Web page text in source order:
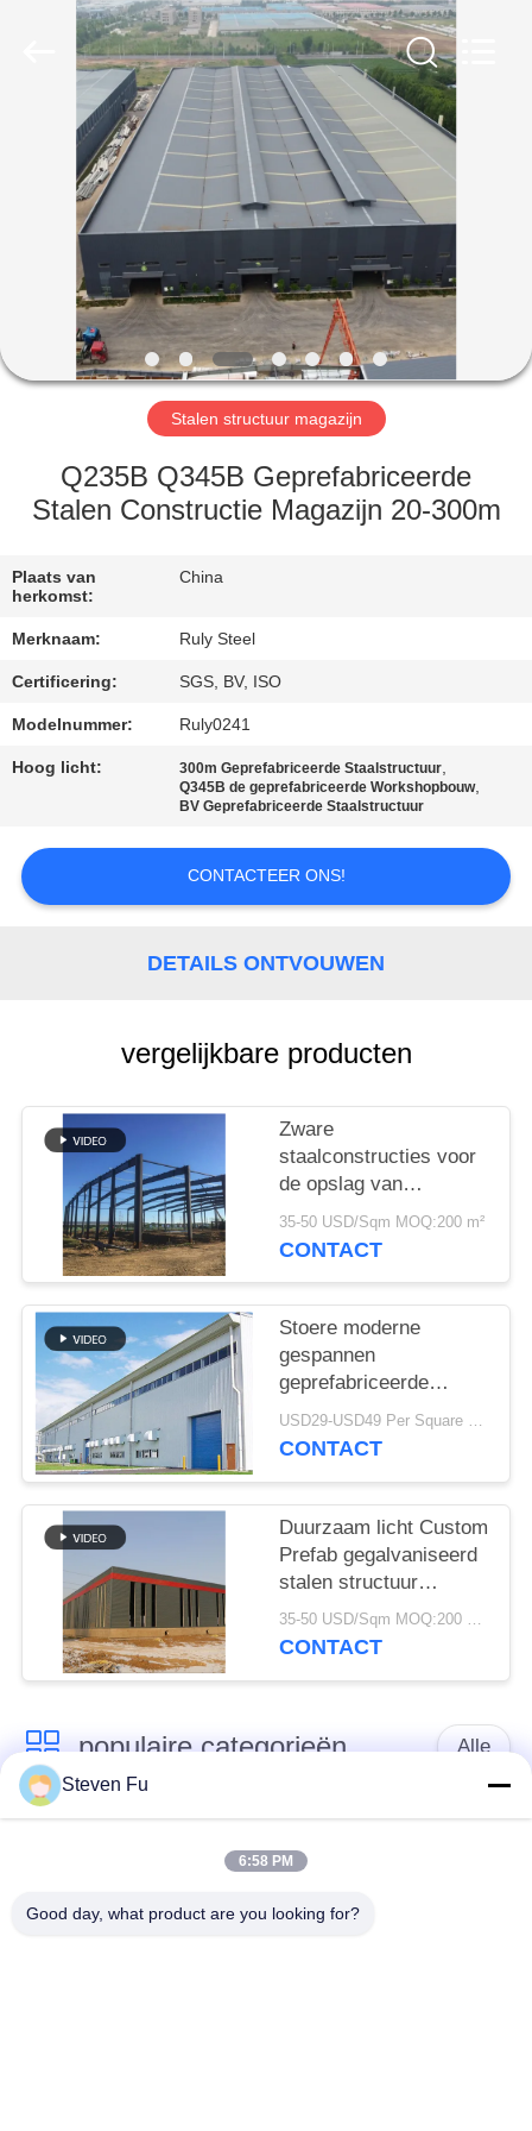
HUIS
PRODUCTEN
VIDEOS
VR-
SHOW
ONGEVEER
ONS
FABRIEKSREIS
KWALITEITSCONTROLE
CONTACTEER
ONS
NIEUWS
FOUTENOPLOSSING
SITEMAP
PRIVACY
POLICY
Stalen structuur magazijn
Q235B Q345B Geprefabriceerde
Stalen Constructie Magazijn 20-300m
Plaats van
herkomst:
China
Merknaam: Ruly Steel
Certificering: SGS, BV, ISO
Modelnummer: Ruly0241
Hoog licht: 300m Geprefabriceerde Staalstructuur,
Q345B de geprefabriceerde Workshopbouw,
BV Geprefabriceerde Staalstructuur
CONTACTEER ONS!
DETAILS ONTVOUWEN
vergelijkbare producten
Zware
staalconstructies voor
de opslag van
cementfabrieken
35-50 USD/Sqm MOQ:200 m²
CONTACT
Stoere moderne
gespannen
geprefabriceerde
industriële
staalstructuur
USD29-USD49 Per Square Meter MOQ:200 vierkante meter
CONTACT
Duurzaam licht Custom
Prefab gegalvaniseerd
stalen structuur
magazijn voor opslag 35-50 USD/Sqm MOQ:200 vierkante meter
CONTACT
populaire categorieën Alle
stalen structuur
De Workshop van de
staalstructuur
de bouw van de
De vervaardiging van
Steven Fu
6:58 PM
Good day, what product are you looking for?